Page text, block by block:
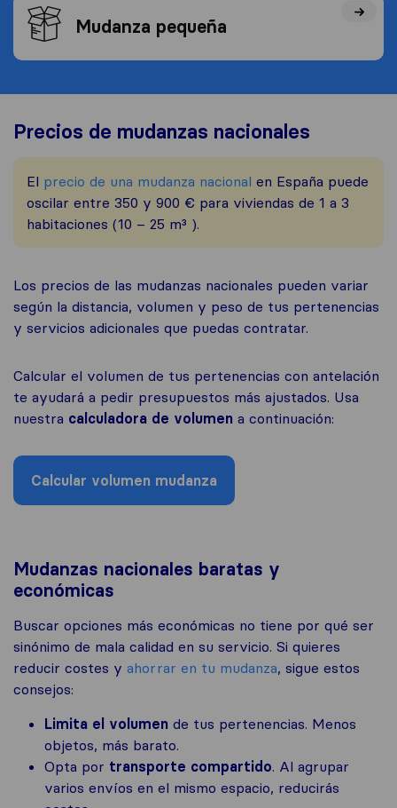
Mudanza pequeña
Precios de mudanzas nacionales
El precio de una mudanza nacional en España puede
oscilar entre 350 y 900 € para viviendas de 1 a 3
habitaciones (10 – 25 m³ ).
Los precios de las mudanzas nacionales pueden variar
según la distancia, volumen y peso de tus pertenencias
y servicios adicionales que puedas contratar.
Calcular el volumen de tus pertenencias con antelación
te ayudará a pedir presupuestos más ajustados. Usa
nuestra calculadora de volumen a continuación:
Calcular volumen mudanza
Mudanzas nacionales baratas y
económicas
Buscar opciones más económicas no tiene por qué ser
sinónimo de mala calidad en su servicio. Si quieres
reducir costes y ahorrar en tu mudanza, sigue estos
consejos:
Limita el volumen de tus pertenencias. Menos
objetos, más barato.
Opta por transporte compartido. Al agrupar
varios envíos en el mismo espacio, reducirás